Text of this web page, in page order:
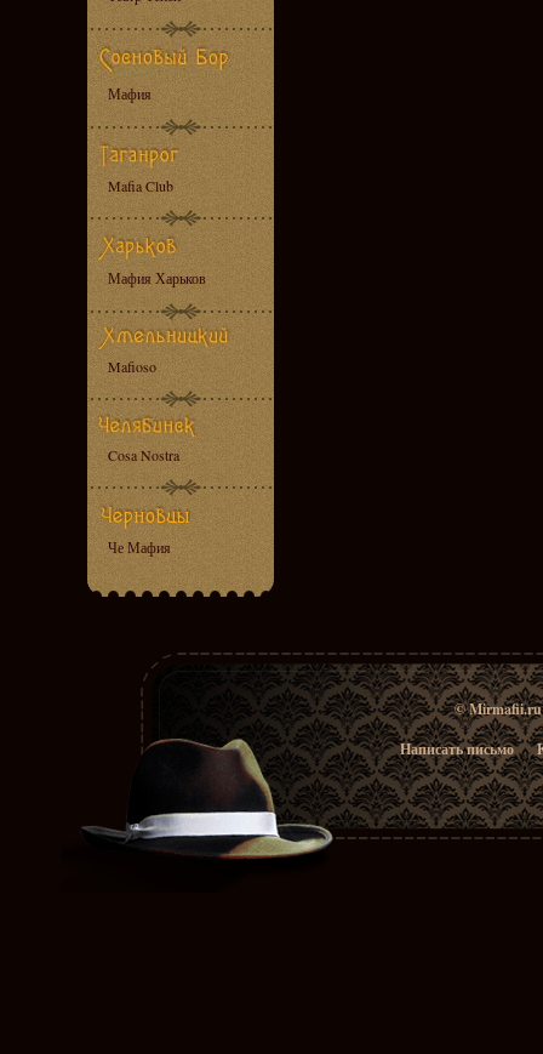
Мафия
Mafia Club
Мафия Харьков
Mafioso
Cosa Nostra
Че Мафия
© Mirmafii.ru
Написать письмо